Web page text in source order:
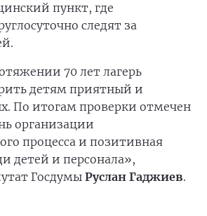
пункт, где
следят за
70 лет лагерь
детям приятный и
По итогам проверки отмечен
организации
процесса и позитивная
детей и персонала»,
Госдумы Руслан Гаджиев.